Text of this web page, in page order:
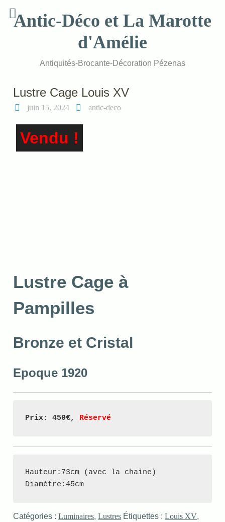
contentAntic-Déco et La Marotte
d'Amélie
Antiquités-Brocante-Décoration Pézenas
Lustre Cage Louis XV
juin 15, 2024 antic-deco
Vendu !
Lustre Cage à
Pampilles
Bronze et Cristal
Epoque 1920
Prix: 450€, Réservé
Hauteur:73cm (avec la chaine)
Diamètre:45cm
Catégories :Luminaires,Lustres Étiquettes :Louis XV,